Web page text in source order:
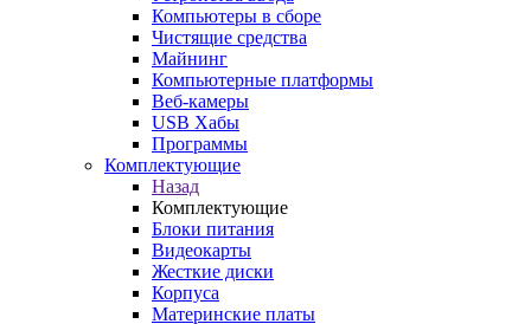
Компьютеры в сборе
Чистящие средства
Майнинг
Компьютерные платформы
Веб-камеры
USB Хабы
Программы
Комплектующие
Назад
Комплектующие
Блоки питания
Видеокарты
Жесткие диски
Корпуса
Материнские платы